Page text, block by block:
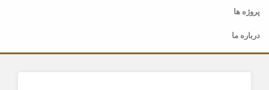
پروژه ها
درباره ما